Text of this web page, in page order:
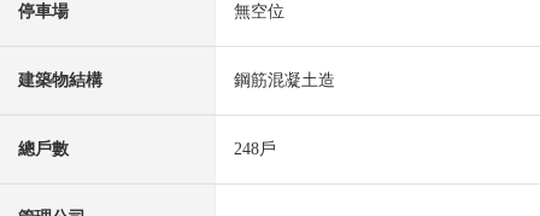
停車場 無空位
建築物結構 鋼筋混凝土造
總戶數 248戶